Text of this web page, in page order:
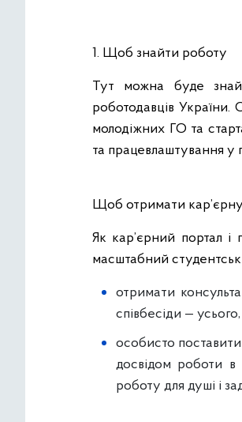
1. Щоб знайти роботу
Тут можна буде
роботодавців України.
молодіжних ГО та
та працевлаштування
Щоб отримати
Як кар’єрний портал
масштабний
отримати
співбесіди —
особисто поставити
досвідом роботи в
роботу для душі і